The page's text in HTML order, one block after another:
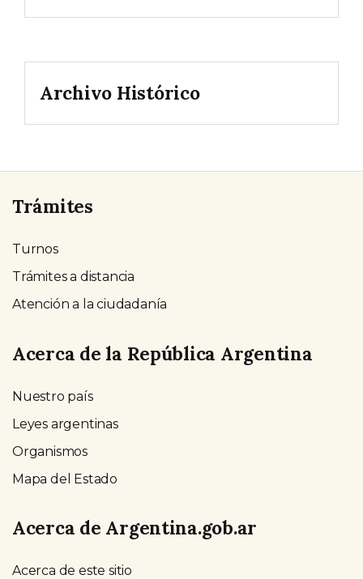
Archivo Histórico
Trámites
Turnos
Trámites a distancia
Atención a la ciudadanía
Acerca de la República Argentina
Nuestro país
Leyes argentinas
Organismos
Mapa del Estado
Acerca de Argentina.gob.ar
Acerca de este sitio